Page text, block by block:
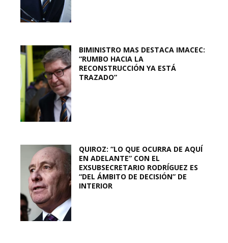
BIMINISTRO MAS DESTACA IMACEC:
“RUMBO HACIA LA
RECONSTRUCCIÓN YA ESTÁ
TRAZADO”
QUIROZ: “LO QUE OCURRA DE AQUÍ
EN ADELANTE” CON EL
EXSUBSECRETARIO RODRÍGUEZ ES
“DEL ÁMBITO DE DECISIÓN” DE
INTERIOR